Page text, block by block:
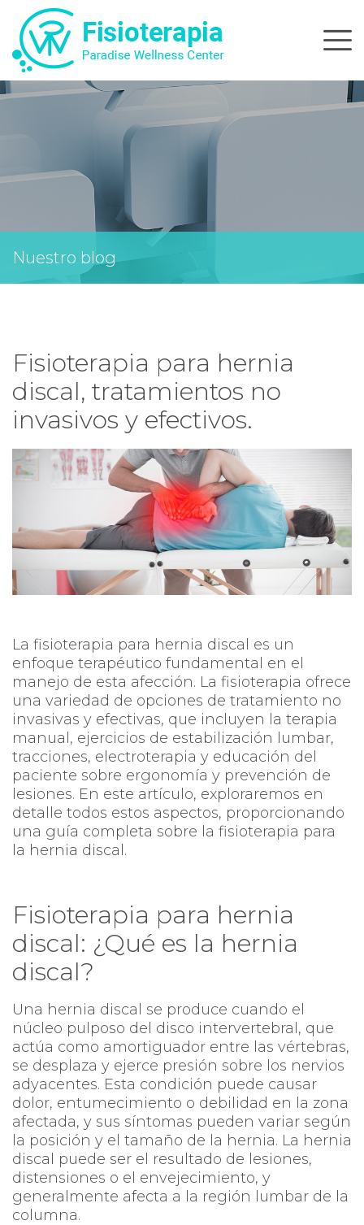
content
Nuestro blog
Fisioterapia para hernia
discal, tratamientos no
invasivos y efectivos.
La fisioterapia para hernia discal es un
enfoque terapéutico fundamental en el
manejo de esta afección. La fisioterapia ofrece
una variedad de opciones de tratamiento no
invasivas y efectivas, que incluyen la terapia
manual, ejercicios de estabilización lumbar,
tracciones, electroterapia y educación del
paciente sobre ergonomía y prevención de
lesiones. En este artículo, exploraremos en
detalle todos estos aspectos, proporcionando
una guía completa sobre la fisioterapia para
la hernia discal.
Fisioterapia para hernia
discal: ¿Qué es la hernia
discal?
Una hernia discal se produce cuando el
núcleo pulposo del disco intervertebral, que
actúa como amortiguador entre las vértebras,
se desplaza y ejerce presión sobre los nervios
adyacentes. Esta condición puede causar
dolor, entumecimiento o debilidad en la zona
afectada, y sus síntomas pueden variar según
la posición y el tamaño de la hernia. La hernia
discal puede ser el resultado de lesiones,
distensiones o el envejecimiento, y
generalmente afecta a la región lumbar de la
columna.